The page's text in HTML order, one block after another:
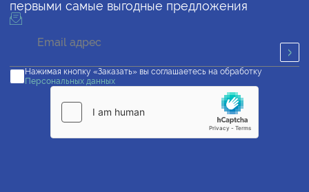
первыми самые выгодные предложения
Нажимая кнопку «Заказать» вы соглашаетесь на обработку
Персональных данных